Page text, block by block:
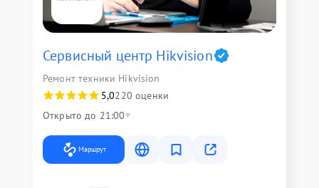
Сервисный центр Hikvision
Ремонт техники Hikvision
5,0220 оценки
Открыто до 21:00
Маршрут